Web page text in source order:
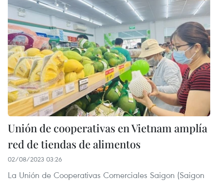
Unión de cooperativas en Vietnam amplía
red de tiendas de alimentos
02/08/2023 03:26
La Unión de Cooperativas Comerciales Saigon (Saigon